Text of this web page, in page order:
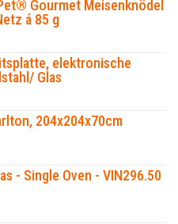
Gourmet Meisenknödel
á 85 g
elektronische
Glas
204x204x70cm
- Single Oven - VIN296.50